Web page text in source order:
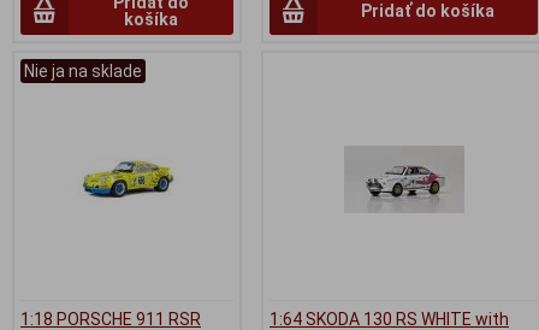
košíka
Pridať do košíka
Nie ja na sklade
1:18 PORSCHE 911 RSR
1:64 SKODA 130 RS WHITE with